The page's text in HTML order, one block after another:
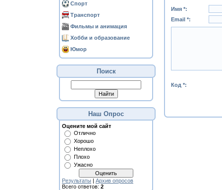
Спорт
Транспорт
Фильмы и анимация
Хобби и образование
Юмор
Поиск
Наш Опрос
Оцените мой сайт
Отлично
Хорошо
Неплохо
Плохо
Ужасно
Результаты | Архив опросов
Всего ответов: 2
Имя *:
Email *:
Код *: